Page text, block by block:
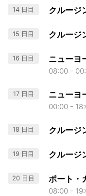
14 日目 クルージ
15 日目 クルージ
16 日目 ニューヨ
08:00 -
17 日目 ニューヨ
00:00 -
18 日目 クルージ
19 日目 クルージ
20 日目 ポート・
08:00 -